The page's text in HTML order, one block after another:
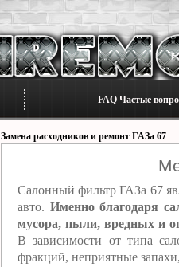
FAQ Частые
Замена расходников и ремонт ГАЗа 67
Салонный фильтр ГАЗа 67
авто. Именно благодаря
мусора, пыли, вредных и
В зависимости от типа
фракций, неприятные